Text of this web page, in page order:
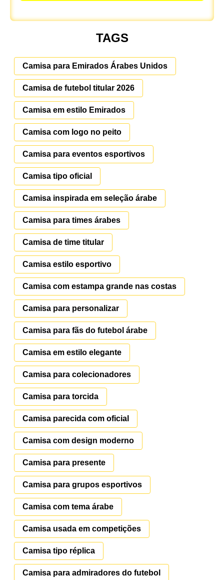
TAGS
Camisa para Emirados Árabes Unidos
Camisa de futebol titular 2026
Camisa em estilo Emirados
Camisa com logo no peito
Camisa para eventos esportivos
Camisa tipo oficial
Camisa inspirada em seleção árabe
Camisa para times árabes
Camisa de time titular
Camisa estilo esportivo
Camisa com estampa grande nas costas
Camisa para personalizar
Camisa para fãs do futebol árabe
Camisa em estilo elegante
Camisa para colecionadores
Camisa para torcida
Camisa parecida com oficial
Camisa com design moderno
Camisa para presente
Camisa para grupos esportivos
Camisa com tema árabe
Camisa usada em competições
Camisa tipo réplica
Camisa para admiradores do futebol